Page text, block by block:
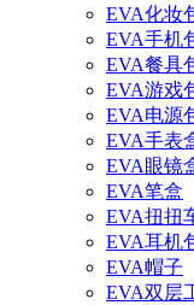
EVA化妆
EVA手机
EVA餐具
EVA游戏
EVA电源
EVA手表
EVA眼镜
EVA笔盒
EVA扭扭
EVA耳机
EVA帽子
EVA双层